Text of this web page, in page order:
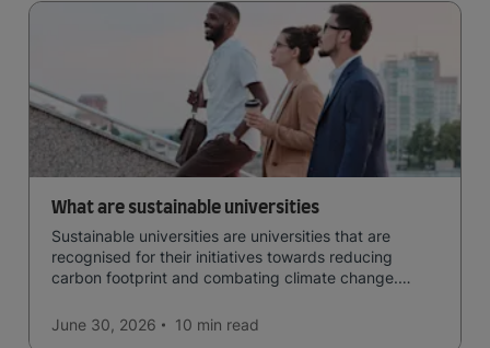
What are sustainable universities
Sustainable universities are universities that are
recognised for their initiatives towards reducing
carbon footprint and combating climate change.
June 30, 2026
10 min read